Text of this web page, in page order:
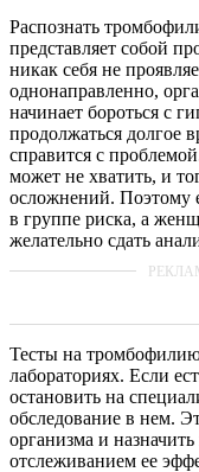
Распознать
представляет собой
никак себя не
однонаправленно,
начинает бороться с
продолжаться долгое
справится с
может не хватить, и
осложнений. Поэтому
в группе риска, а
желательно сдать
Тесты на
лабораториях. Если
остановить на
обследование в нем.
организма и
отслеживанием ее